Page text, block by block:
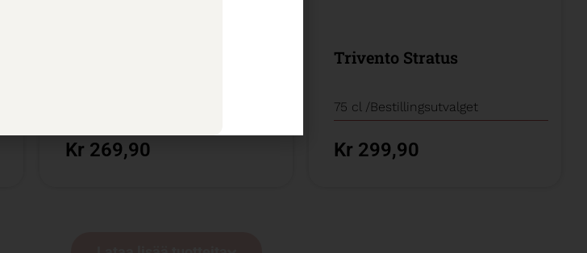
Kr 269,90
Trivento Stratus
75 cl /Bestillingsutvalget
Kr 299,90